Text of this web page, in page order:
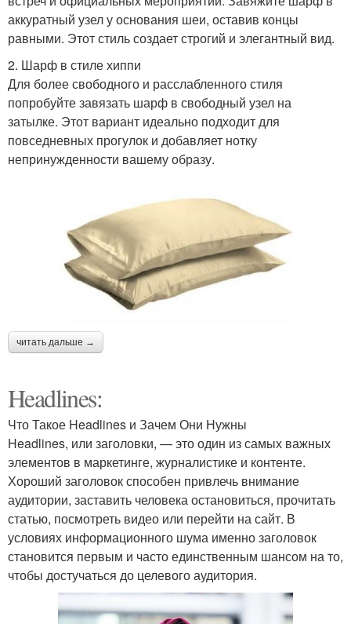
аккуратный узел у основания шеи, оставив концы
равными. Этот стиль создает строгий и элегантный вид.
2. Шарф в стиле хиппи
Для более свободного и расслабленного стиля
попробуйте завязать шарф в свободный узел на
затылке. Этот вариант идеально подходит для
повседневных прогулок и добавляет нотку
непринужденности вашему образу.
читать дальше →
Headlines:
Что Такое Headlines и Зачем Они Нужны
Headlines, или заголовки, — это один из самых важных
элементов в маркетинге, журналистике и контенте.
Хороший заголовок способен привлечь внимание
аудитории, заставить человека остановиться, прочитать
статью, посмотреть видео или перейти на сайт. В
условиях информационного шума именно заголовок
становится первым и часто единственным шансом на то,
чтобы достучаться до целевого аудитория.